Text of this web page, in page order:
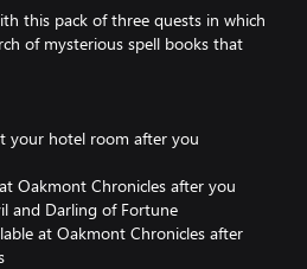
this pack of three quests in which
of mysterious spell books that
your hotel room after you
Oakmont Chronicles after you
and Darling of Fortune
at Oakmont Chronicles after